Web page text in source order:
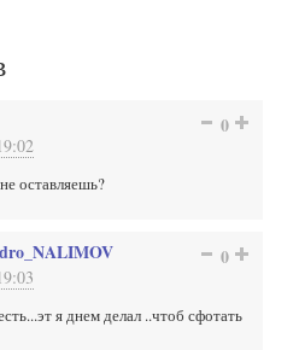
0
оставляешь?
0
я днем делал ..чтоб сфотать